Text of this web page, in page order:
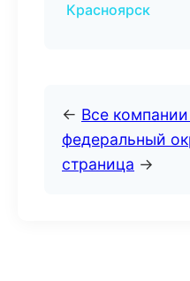
Красноярск
← Все
федеральный
страница →